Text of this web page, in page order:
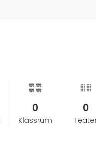
0
Klassrum
0